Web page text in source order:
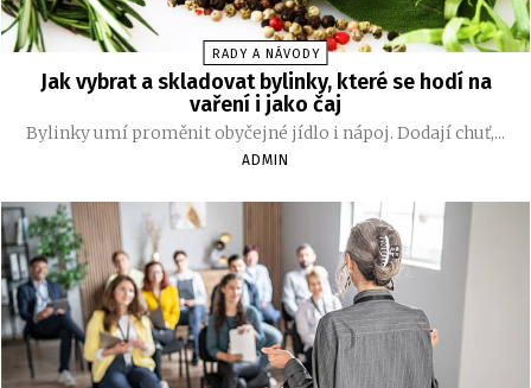
RADY A NÁVODY
Jak vybrat a skladovat bylinky, které se hodí na
vaření i jako čaj
Bylinky umí proměnit obyčejné jídlo i nápoj. Dodají chuť,...
ADMIN